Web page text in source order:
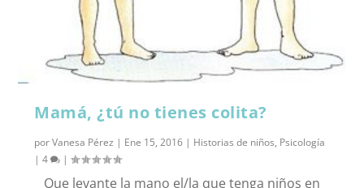
Mamá, ¿tú no tienes colita?
porVanesa Pérez | Ene 15, 2016 | Historias de niños, Psicología
|4 |
Que levante la mano el/la que tenga niños en